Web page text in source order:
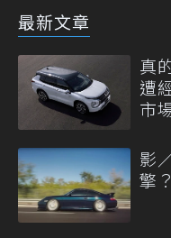
最新文章
真
遭
市
影
擎